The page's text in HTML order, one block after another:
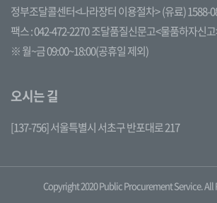
정부조달콜센터<나라장터 이용절차>(유료) 1588-
팩스 : 042-472-2270조달품질신문고<물품하자신
※ 월~금 09:00~18:00(공휴일 제외)
오시는 길
[137-756] 서울특별시 서초구 반포대로 217
Copyright 2020 Public Procurement Service. All